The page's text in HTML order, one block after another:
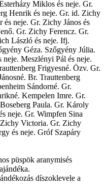
Miklos és neje. Gr.
Henrik és neje. Gr. id. Zichy
neje. Gr. Zichy János és
Gr. Zichy Ferencz. Gr.
László és neje. Ifj.
Géza. Szőgyény Júlia.
Meszlényi Pál és neje.
Frigyesné. Özv. Gr.
Br. Trauttenberg
Sándorné. Gr.
Kempelen Imre. Gr.
Paula. Gr. Károly
neje. Gr. Wimpfen Sina
Zichy Victoria. Gr. Zichy
és neje. Gróf Szapáry
püspök aranymisés
díszoklevele a